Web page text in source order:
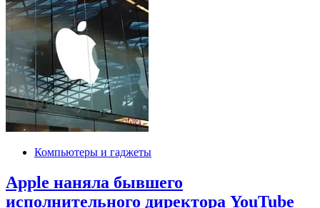
Компьютеры и гаджеты
Apple наняла бывшего
исполнительного директора YouTube